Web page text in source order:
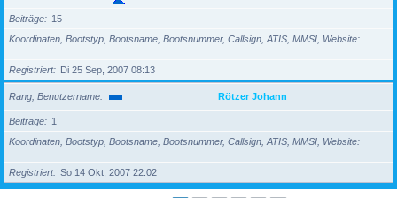
Beiträge
15
Koordinaten, Bootstyp, Bootsname, Bootsnummer, Callsign, ATIS, MMSI, Website
Registriert Di 25 Sep, 2007 08:13
Rang, Benutzername Rötzer Johann
Beiträge
1
Koordinaten, Bootstyp, Bootsname, Bootsnummer, Callsign, ATIS, MMSI, Website
Registriert So 14 Okt, 2007 22:02